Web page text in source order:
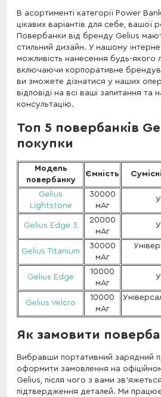
В асортименті категорії Power
цікавих варіантів для себе, вашої
Повербанки від бренду Gelius
стильний дизайн. У нашому
можливість нанесення будь-якого
включаючи корпоративне
ви зможете дізнатися у наших
відповіді на всі ваші запитання та
консультацію.
Топ 5 повербанків
покупки
Модель
повербанку
Ємність
Gelius
Lightstone
30000
мАг
Gelius Edge 3
20000
мАг
Gelius Titanium
30000
мАг
Gelius Edge
10000
мАг
Gelius Velcro
10000
мАг
Як замовити
Вибравши портативний зарядний
оформити замовлення на
Gelius, після чого з вами
підтвердження деталей. Ми